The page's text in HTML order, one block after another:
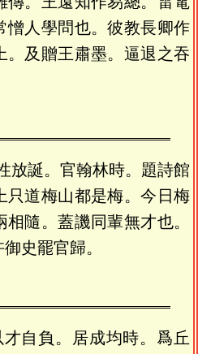
憎人學問也。彼教長卿作
。及贈王肅墨。逼退之吞
放誕。官翰林時。題詩館
只道梅山都是梅。今日梅
隨。蓋譏同輩無才也。
史罷官歸。
才自負。居成均時。爲丘